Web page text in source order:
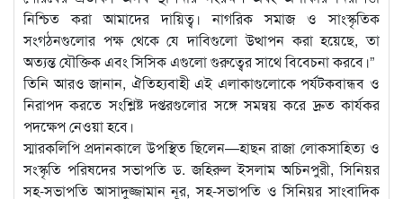
নিশ্চিত করা আমাদের দায়িত্ব। নাগরিক সমাজ ও সাংস্কৃতিক
সংগঠনগুলোর পক্ষ থেকে যে দাবিগুলো উত্থাপন করা হয়েছে, তা
অত্যন্ত যৌক্তিক এবং সিসিক এগুলো গুরুত্বের সাথে বিবেচনা করবে।”
তিনি আরও জানান, ঐতিহ্যবাহী এই এলাকাগুলোকে পর্যটকবান্ধব ও
নিরাপদ করতে সংশ্লিষ্ট দপ্তরগুলোর সঙ্গে সমন্বয় করে দ্রুত কার্যকর
পদক্ষেপ নেওয়া হবে।
​স্মারকলিপি প্রদানকালে উপস্থিত ছিলেন—হাছন রাজা লোকসাহিত্য ও
সংস্কৃতি পরিষদের সভাপতি ড. জহিরুল ইসলাম অচিনপুরী, সিনিয়র
সহ-সভাপতি আসাদুজ্জামান নূর, সহ-সভাপতি ও সিনিয়র সাংবাদিক